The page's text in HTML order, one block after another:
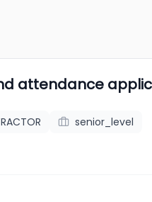
attendance
senior_level